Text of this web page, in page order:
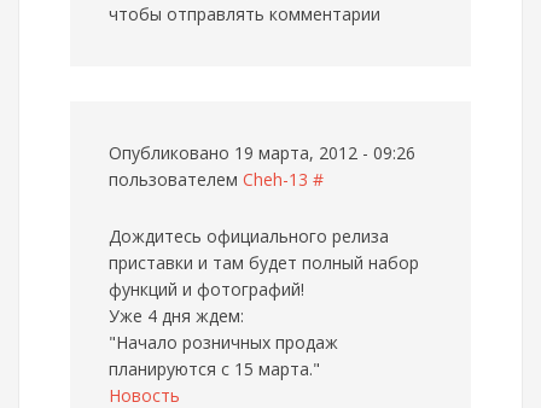
чтобы отправлять комментарии
Опубликовано 19 марта, 2012 - 09:26
пользователем Cheh-13 #
Дождитесь официального релиза
приставки и там будет полный набор
функций и фотографий!
Уже 4 дня ждем:
"Начало розничных продаж
планируются с 15 марта."
Новость